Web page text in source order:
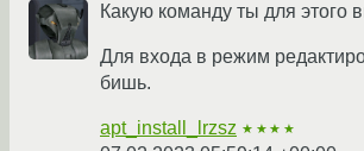
Какую команду ты для этого
Для входа в режим
бишь.
apt_install_lrzsz ★★★★